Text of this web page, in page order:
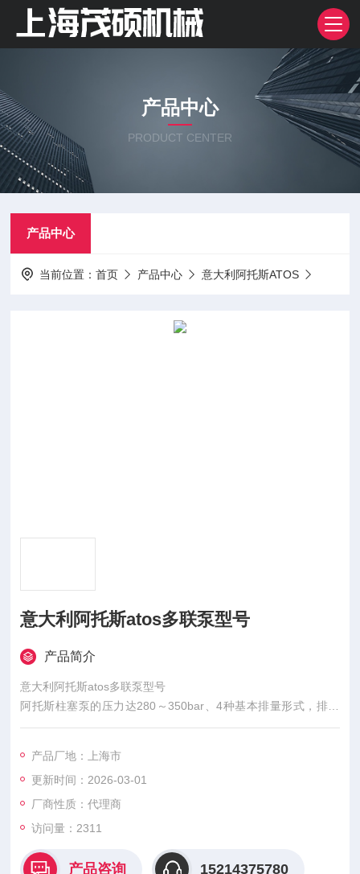
产品中心
PRODUCT CENTER
产品中心
当前位置：首页 产品中心 意大利阿托斯ATOS
意大利阿托斯atos多联泵型号
产品简介
意大利阿托斯atos多联泵型号
阿托斯柱塞泵的压力达280～350bar、4种基本排量形式，排量
至90毫升/转、液压控制和电液伺服控制全系列控制方式、旋转
噪声、可提供通过ATEX认证的防爆型柱塞泵。电液控制，压力
补偿器，手动或远程控制、负载敏感控制、恒功率控制、比例压
力和流量控制（负载敏感）、PERS型泵同时实现压力和流量P/Q
复合数字比
产品厂地：上海市
更新时间：2026-03-01
厂商性质：代理商
访问量：2311
产品咨询 15214375780